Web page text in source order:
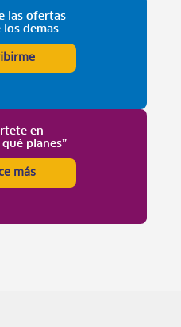
las ofertas
los demás
en
planes”
más